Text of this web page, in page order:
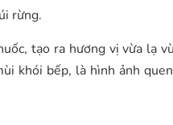
rừng.
tạo ra hương vị vừa lạ
khói bếp, là hình ảnh